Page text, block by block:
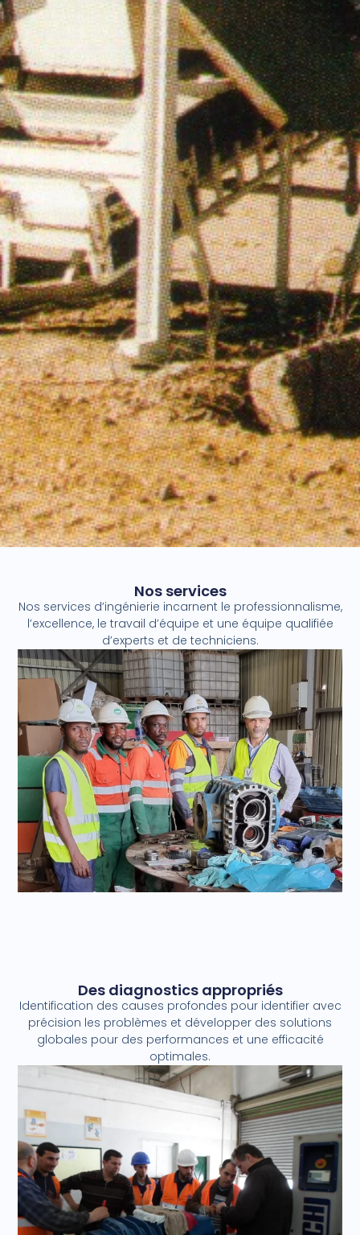
Nos services
Nos services d’ingénierie incarnent le professionnalisme,
l’excellence, le travail d’équipe et une équipe qualifiée
d’experts et de techniciens.
Des diagnostics appropriés
Identification des causes profondes pour identifier avec
précision les problèmes et développer des solutions
globales pour des performances et une efficacité
optimales.